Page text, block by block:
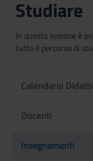
Studiare
In questa sezione è
tutto il percorso di
Calendario
Docenti
Insegnamenti